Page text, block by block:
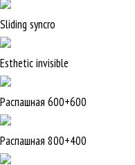
Sliding syncro
Esthetic invisible
Распашная 600+600
Распашная 800+400